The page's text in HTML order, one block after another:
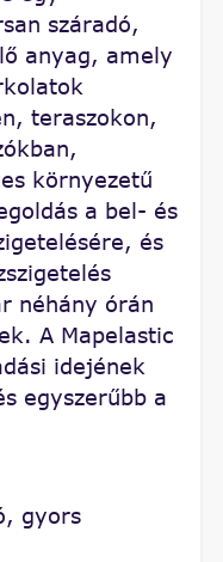
száradó,
anyag, amely
teraszokon,
környezetű
a bel- és
és
néhány órán
A Mapelastic
idejének
egyszerűbb a
gyors